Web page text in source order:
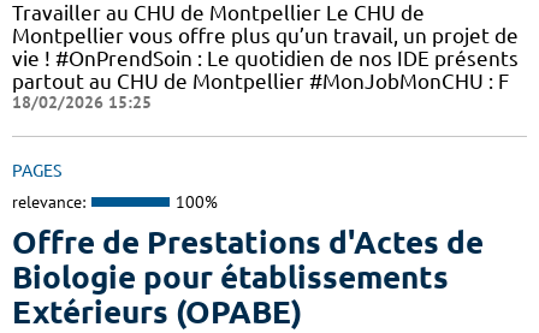
Travailler au CHU de Montpellier Le CHU de
Montpellier vous offre plus qu’un travail, un projet de
vie ! #OnPrendSoin : Le quotidien de nos IDE présents
partout au CHU de Montpellier #MonJobMonCHU : F
18/02/2026 15:25
PAGES
relevance: 100%
Offre de Prestations d'Actes de
Biologie pour établissements
Extérieurs (OPABE)